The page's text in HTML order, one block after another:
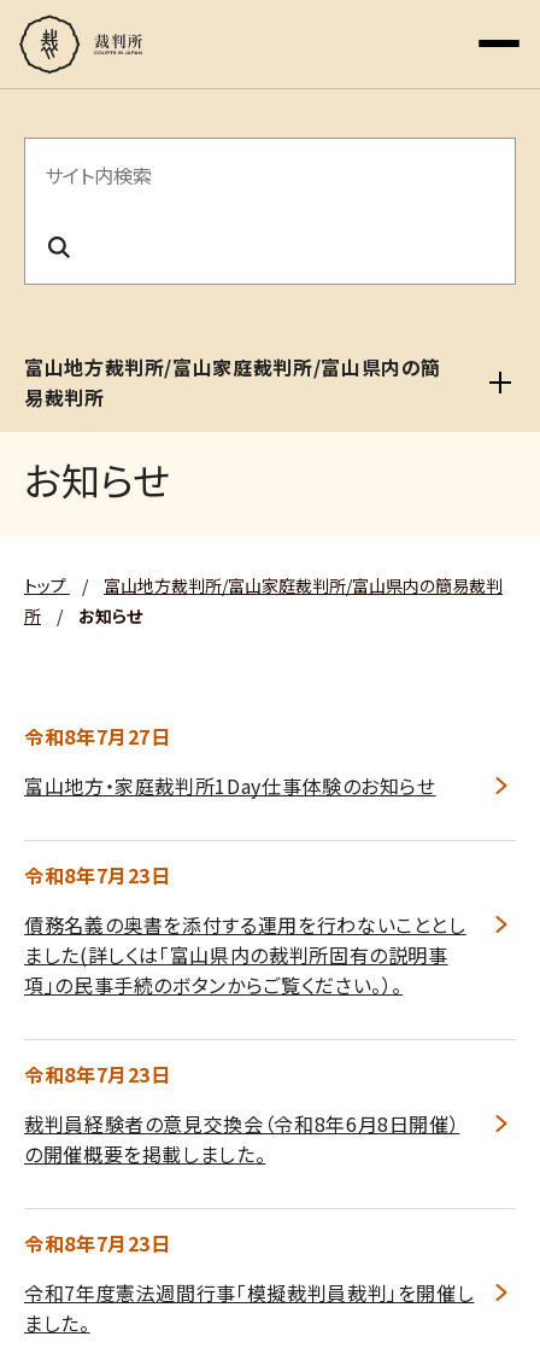
サ
内
索
富山地方裁判所/富山家庭裁判所/富山県内の簡
易裁判所
お知らせ
トップ /
富山地方裁判所/富山家庭裁判所/富山県内の簡易裁判
所
/ お知らせ
令和8年7月27日
富山地方・家庭裁判所1Day仕事体験のお知らせ
令和8年7月23日
債務名義の奥書を添付する運用を行わないこととし
ました(詳しくは「富山県内の裁判所固有の説明事
項」の民事手続のボタンからご覧ください。）。
令和8年7月23日
裁判員経験者の意見交換会（令和8年6月8日開催）
の開催概要を掲載しました。
令和8年7月23日
令和7年度憲法週間行事「模擬裁判員裁判」を開催し
ました。